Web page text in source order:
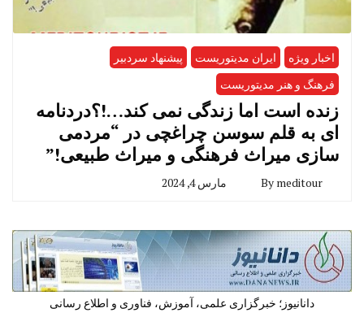
اخبار ویژه ایران مدیتوریست
پیشنهاد سردبیر
فرهنگ و هنر مدیتوریست
زنده است اما زندگی نمی کند…!؟دردنامه
ای به قلم سوسن چراغچی در “مردمی
سازی میراث فرهنگی و میراث طبیعی!”
By meditour مارس 4, 2024
دانانیوز؛ خبرگزاری علمی، آموزش، فناوری و اطلاع رسانی